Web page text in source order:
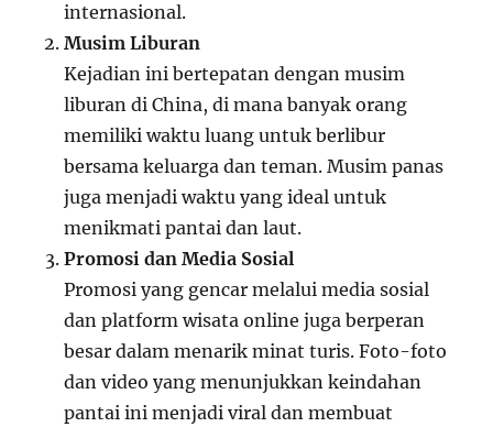
internasional.
Musim Liburan
Kejadian ini bertepatan dengan musim
liburan di China, di mana banyak orang
memiliki waktu luang untuk berlibur
bersama keluarga dan teman. Musim panas
juga menjadi waktu yang ideal untuk
menikmati pantai dan laut.
Promosi dan Media Sosial
Promosi yang gencar melalui media sosial
dan platform wisata online juga berperan
besar dalam menarik minat turis. Foto-foto
dan video yang menunjukkan keindahan
pantai ini menjadi viral dan membuat